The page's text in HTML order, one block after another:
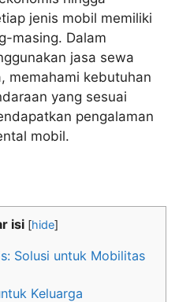
jenis mobil memiliki
masing. Dalam
jasa sewa
memahami kebutuhan
yang sesuai
pengalaman
mobil.
isi [hide]
Solusi untuk Mobilitas
Keluarga